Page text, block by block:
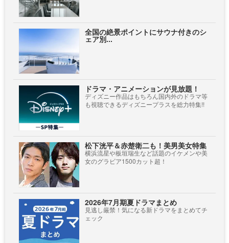
全国の絶景ポイントにサウナ付きのシ
ェア別...
ドラマ・アニメーションが見放題！
ディズニー作品はもちろん国内外のドラマ等
も視聴できるディズニープラスを総力特集!!
松下洸平＆赤楚衛二も！美男美女特集
横浜流星や板垣瑞生など話題のイケメンや美
女のグラビア1500カット超！
2026年7月期夏ドラマまとめ
見逃し厳禁！気になる新ドラマをまとめてチ
ェック